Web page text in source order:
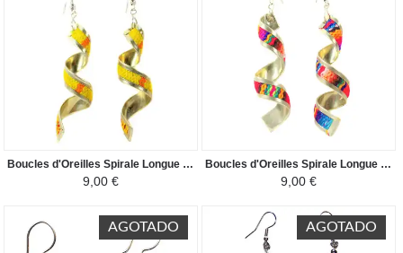
Boucles d'Oreilles Spirale Longue - Tissu Traditionnel Péruvien - Nuances Jaunes
9,00 €
Boucles d'Oreilles Spirale Longue - Tissu Traditionnel Péruvien - Multicolore
9,00 €
AGOTADO AGOTADO